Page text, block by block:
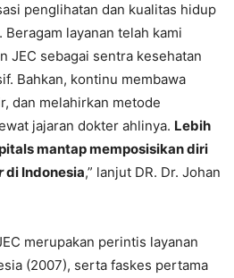
penglihatan dan kualitas hidup
layanan telah kami
JEC sebagai sentra kesehatan
Bahkan, kontinu membawa
dan melahirkan metode
jajaran dokter ahlinya. Lebih
mantap memposisikan diri
di Indonesia,” lanjut DR. Dr. Johan
merupakan perintis layanan
(2007), serta faskes pertama